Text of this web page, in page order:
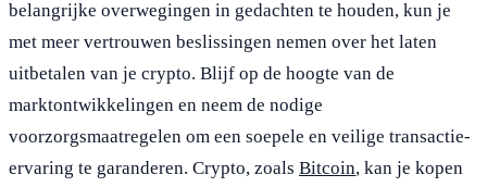
belangrijke overwegingen in gedachten te houden, kun je
met meer vertrouwen beslissingen nemen over het laten
uitbetalen van je crypto. Blijf op de hoogte van de
marktontwikkelingen en neem de nodige
voorzorgsmaatregelen om een soepele en veilige transactie-
ervaring te garanderen. Crypto, zoals Bitcoin, kan je kopen